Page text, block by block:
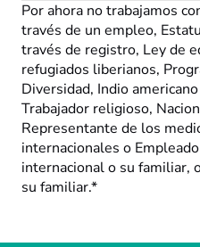
Por ahora no trabajamos
través de un empleo,
través de registro, Ley de
refugiados liberianos,
Diversidad, Indio
Trabajador religioso,
Representante de los
internacionales o
internacional o su familiar,
su familiar.*